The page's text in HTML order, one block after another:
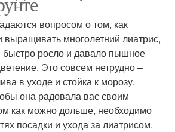
вопросом о том, как
выращивать многолетний лиатрис,
быстро росло и давало пышное
Это совсем нетрудно –
в уходе и стойка к морозу.
она радовала вас своим
как можно дольше, необходимо
посадки и ухода за лиатрисом.